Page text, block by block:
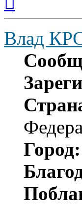
началу
Влад
Город: